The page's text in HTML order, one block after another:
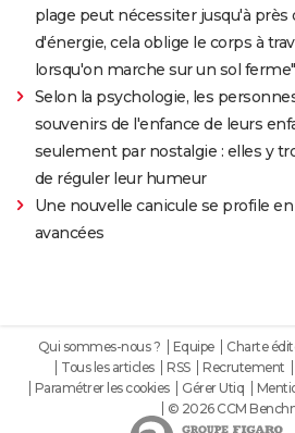
plage peut nécessiter jusqu'à près
d'énergie, cela oblige le corps à
lorsqu'on marche sur un sol ferme"
Selon la psychologie, les
souvenirs de l'enfance de leurs
seulement par nostalgie : elles y
de réguler leur humeur
Une nouvelle canicule se profile
avancées
Qui sommes-nous ? Equipe Charte
Tous les articles
RSS Recrutement
Paramétrer les cookies
Gérer Utiq
© 2026 CCM